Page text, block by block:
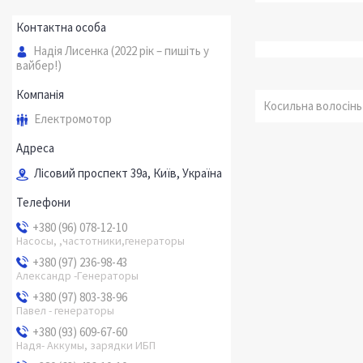
Косильна волосінь
Надія Лисенка (2022 рік – пишіть у
вайбер!)
Електромотор
Лісовий проспект 39а, Київ, Україна
+380 (96) 078-12-10
Насосы, ,частотники,генераторы
+380 (97) 236-98-43
Александр -Генераторы
+380 (97) 803-38-96
Павел - генераторы
+380 (93) 609-67-60
Надя- Аккумы, зарядки ИБП